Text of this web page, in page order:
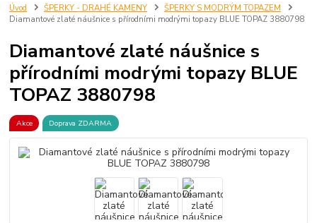
Úvod ŠPERKY - DRAHÉ KAMENY
ŠPERKY S MODRÝM TOPAZEM
Diamantové zlaté náušnice s přírodními modrými topazy BLUE TOPAZ 3880798
Diamantové zlaté náušnice s
přírodními modrými topazy BLUE
TOPAZ 3880798
Akce Doprava ZDARMA